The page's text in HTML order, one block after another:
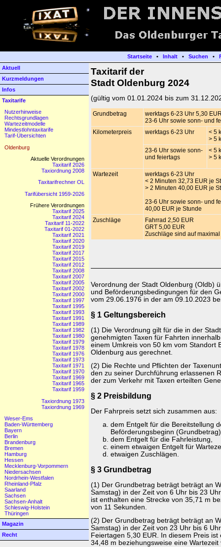
Startseite• Inhalt• Suchen •
Aktuell
Kurzmeldungen
Infos
Taxitarife
Nutzerhinweise
Rechtsgrundlagen
Wartezeitmodelle
Mindestlohntaxitarife
Tarif-Übersichten
Oldenburg
Aktuelle Verordnungen
Taxitarif 2026
Taxiordnung 2008
Taxitarifrechner OL
Tarifübersicht 1959-2026
Frühere Verordnungen
Taxitarif 2025
Taxitarif 2024
Taxitarif 11-2022
Taxitarif 01-2022
Taxitarif 2021
Taxitarif 2020
Taxitarif 2019
Taxitarif 2017
Taxitarif 2015
Taxitarif 2012
Taxitarif 2008
Taxitarif 2007
Taxitarif 2005
Taxitarif 2002
Taxitarif 2000
Taxitarif 1997
Taxitarif 1995
Taxitarif 1993
Taxitarif 1991
Taxitarif 1989
Taxitarif 1982
Taxitarif 1980
Taxitarif 1979
Taxitarif 1978
Taxitarif 1976
Taxitarif 1973
Taxitarif 1971
Taxitarif 1970
Taxitarif 1969
Taxitarif 1965
Taxitarif 1959
Taxiordnung 1973
Taxiordnung 1969
Weser-Ems
Baden-Württemberg
Bayern
Berlin
Brandenburg
Bremen
Hamburg
Hessen
Mecklenburg-Vorpommern
Niedersachsen
Nordrhein-Westfalen
Rheinland-Pfalz
Saarland
Sachsen
Sachsen-Anhalt
Schleswig-Holstein
Thüringen
Magazin
Recht
Taxitarif der
Stadt Oldenburg 2024
(gültig vom 01.01.2024 bis zum
Grundbetrag
werktags 6-23 Uhr 5,30
23-6 Uhr sowie sonn- und
Kilometerpreis
werktags 6-23 Uhr
< 5
> 5
23-6 Uhr sowie sonn-
und feiertags
< 5
> 5
Wartezeit
werktags 6-23 Uhr
< 2 Minuten 32,73 EUR je
> 2 Minuten 40,00 EUR je
23-6 Uhr sowie sonn- und
40,00 EUR je Stunde
Zuschläge
Fahrrad 2,50 EUR
GRT 5,00 EUR
Zuschläge sind auf
Verordnung der Stadt Oldenburg (Oldb)
und Beförderungsbedingungen für den
vom 29.06.1976 in der am 09.10.2023
§ 1 Geltungsbereich
(1) Die Verordnung gilt für die in der
genehmigten Taxen für Fahrten
einem Umkreis von 50 km vom Standort
Oldenburg aus gerechnet.
(2) Die Rechte und Pflichten der
den zu seiner Durchführung erlassenen
der zum Verkehr mit Taxen erteilten
§ 2 Preisbildung
Der Fahrpreis setzt sich zusammen aus:
dem Entgelt für die Bereitstellung
Beförderungsbeginn
dem Entgelt für die Fahrleistung,
einem etwaigen Entgelt für
etwaigen Zuschlägen.
§ 3 Grundbetrag
(1) Der Grundbetrag beträgt beträgt an
Samstag) in der Zeit von 6 Uhr bis 23
ist enthalten eine Strecke von 35,71 m
von 11 Sekunden.
(2) Der Grundbetrag beträgt beträgt an
Samstag) in der Zeit von 23 Uhr bis 6
Feiertagen 5,30 EUR. In diesem Preis
34,48 m beziehungsweise eine